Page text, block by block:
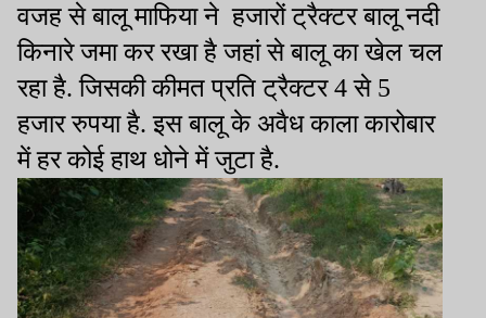
वजह से बालू माफिया ने हजारों ट्रैक्टर बालू नदी
किनारे जमा कर रखा है जहां से बालू का खेल चल
रहा है. जिसकी कीमत प्रति ट्रैक्टर 4 से 5
हजार रुपया है. इस बालू के अवैध काला कारोबार
में हर कोई हाथ धोने में जुटा है.